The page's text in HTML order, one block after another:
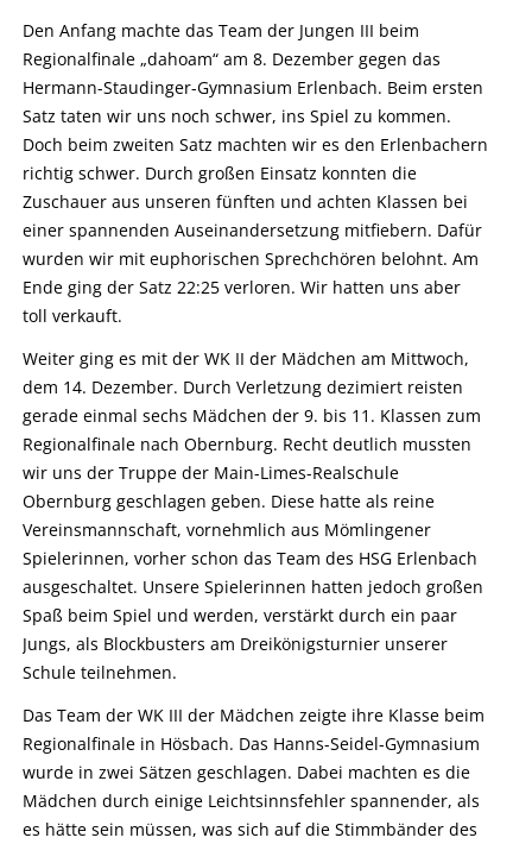
Den Anfang machte das Team der Jungen III beim
Regionalfinale „dahoam“ am 8. Dezember gegen das
Hermann-Staudinger-Gymnasium Erlenbach. Beim ersten
Satz taten wir uns noch schwer, ins Spiel zu kommen.
Doch beim zweiten Satz machten wir es den Erlenbachern
richtig schwer. Durch großen Einsatz konnten die
Zuschauer aus unseren fünften und achten Klassen bei
einer spannenden Auseinandersetzung mitfiebern. Dafür
wurden wir mit euphorischen Sprechchören belohnt. Am
Ende ging der Satz 22:25 verloren. Wir hatten uns aber
toll verkauft.
Weiter ging es mit der WK II der Mädchen am Mittwoch,
dem 14. Dezember. Durch Verletzung dezimiert reisten
gerade einmal sechs Mädchen der 9. bis 11. Klassen zum
Regionalfinale nach Obernburg. Recht deutlich mussten
wir uns der Truppe der Main-Limes-Realschule
Obernburg geschlagen geben. Diese hatte als reine
Vereinsmannschaft, vornehmlich aus Mömlingener
Spielerinnen, vorher schon das Team des HSG Erlenbach
ausgeschaltet. Unsere Spielerinnen hatten jedoch großen
Spaß beim Spiel und werden, verstärkt durch ein paar
Jungs, als Blockbusters am Dreikönigsturnier unserer
Schule teilnehmen.
Das Team der WK III der Mädchen zeigte ihre Klasse beim
Regionalfinale in Hösbach. Das Hanns-Seidel-Gymnasium
wurde in zwei Sätzen geschlagen. Dabei machten es die
Mädchen durch einige Leichtsinnsfehler spannender, als
es hätte sein müssen, was sich auf die Stimmbänder des